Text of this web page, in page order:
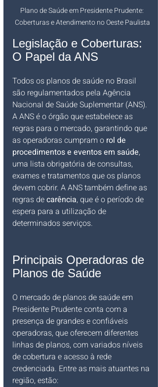
Plano de Saúde em Presidente Prudente:
Coberturas e Atendimento no Oeste Paulista
Legislação e Coberturas:
O Papel da ANS
Todos os planos de saúde no Brasil
são regulamentados pela Agência
Nacional de Saúde Suplementar (ANS).
A ANS é o órgão que estabelece as
regras para o mercado, garantindo que
as operadoras cumpram o rol de
procedimentos e eventos em saúde,
uma lista obrigatória de consultas,
exames e tratamentos que os planos
devem cobrir. A ANS também define as
regras de carência, que é o período de
espera para a utilização de
determinados serviços.
Principais Operadoras de
Planos de Saúde
O mercado de planos de saúde em
Presidente Prudente conta com a
presença de grandes e confiáveis
operadoras, que oferecem diferentes
linhas de planos, com variados níveis
de cobertura e acesso à rede
credenciada. Entre as mais atuantes na
região, estão: